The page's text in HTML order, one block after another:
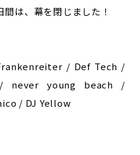
間は、幕を閉じました！
/ Def Tech /
young beach /
/ DJ Yellow